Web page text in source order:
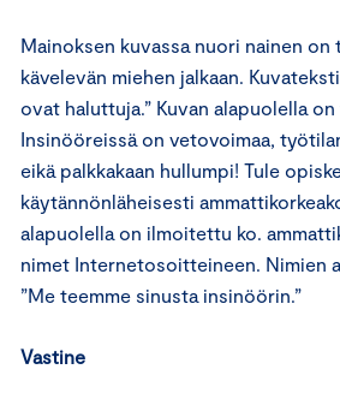
Mainoksen kuvassa nuori nainen on
kävelevän miehen jalkaan.
ovat haluttuja.” Kuvan alapuolella
Insinööreissä on vetovoimaa,
eikä palkkakaan hullumpi! Tule
käytännönläheisesti
alapuolella on ilmoitettu ko.
nimet Internetosoitteineen. Nimien
”Me teemme sinusta insinöörin.”
Vastine